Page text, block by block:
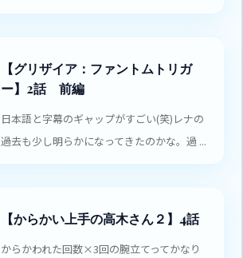
【グリザイア：ファントムトリガ
ー】2話 前編
日本語と字幕のギャップがすごい(笑)レナの
過去も少し明らかになってきたのかな。過 ...
【からかい上手の高木さん２】4話
からかわれた回数×3回の腕立てってかなり